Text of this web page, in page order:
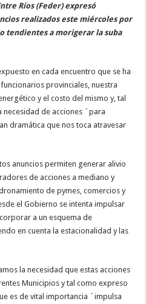
Ríos (Feder) expresó
realizados este miércoles por
tendientes a morigerar la suba
en cada encuentro que se ha
provinciales, nuestra
y el costo del mismo y, tal
de acciones `para
dramática que nos toca atravesar
anuncios permiten generar alivio
de acciones a mediano y
de pymes, comercios y
el Gobierno se intenta impulsar
a un esquema de
en cuenta la estacionalidad y las
la necesidad que estas acciones
Municipios y tal como expreso
es de vital importancia `impulsa